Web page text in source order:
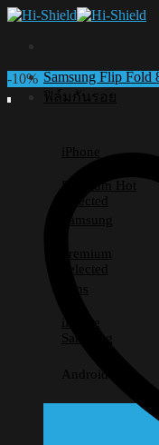
Skip
Samsung Flip Fold
ฟิล์มกันรอย
iPhone
Premium
Selected
Samsung
Premium
Selected
Lens
iPhone
Samsung
Android อื่นๆ
-10%